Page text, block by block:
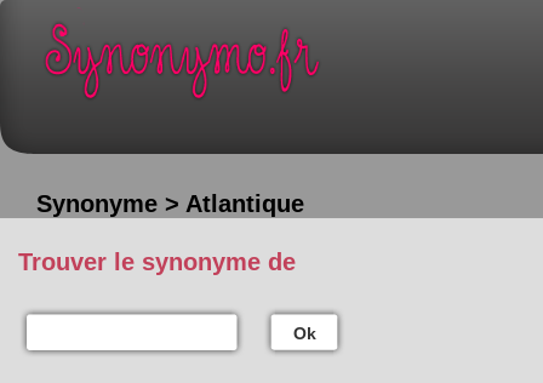
Synonyme > Atlantique
Trouver le synonyme de
Ok